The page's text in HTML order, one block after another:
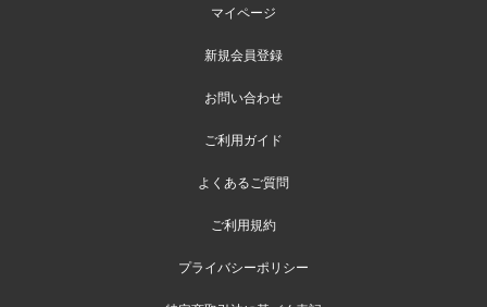
マイページ
新規会員登録
お問い合わせ
ご利用ガイド
よくあるご質問
ご利用規約
プライバシーポリシー